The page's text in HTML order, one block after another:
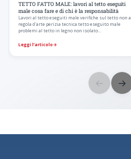
TETTO FATTO MALE: lavori al tetto eseguiti
male cosa fare e di chi è la responsabilità
Lavori al tetto eseguiti male verifiche sul tetto non a
regola d'arte perizia tecnica tetto eseguito male
problemi al tetto in legno non isolato…
Leggi l’articolo→
← →